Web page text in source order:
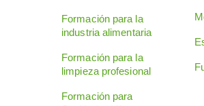
Formación para la
industria alimentaria
Formación para la
limpieza profesional
Formación para